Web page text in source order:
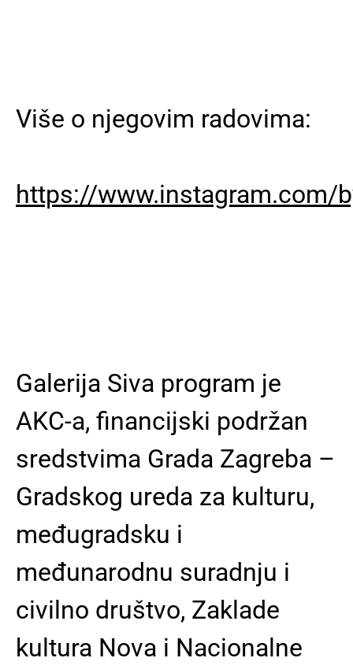
Više o njegovim radovima:
https://www.instagram.com/
Galerija Siva program je
AKC-a, financijski podržan
sredstvima Grada Zagreba –
Gradskog ureda za kulturu,
međugradsku i
međunarodnu suradnju i
civilno društvo, Zaklade
kultura Nova i Nacionalne